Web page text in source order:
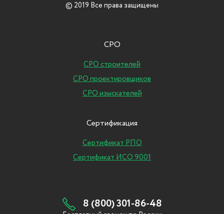
© 2019 Все права защищены
СРО
СРО строителей
СРО проектировщиков
СРО изыскателей
Сертификация
Сертификат РПО
Сертификат ИСО 9001
8 (800) 301-86-48